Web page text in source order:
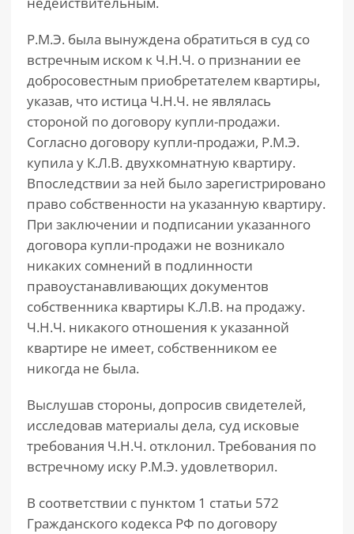
Р.М.Э. была вынуждена обратиться в суд со
встречным иском к Ч.Н.Ч. о признании ее
добросовестным приобретателем квартиры,
указав, что истица Ч.Н.Ч. не являлась
стороной по договору купли-продажи.
Согласно договору купли-продажи, Р.М.Э.
купила у К.Л.В. двухкомнатную квартиру.
Впоследствии за ней было зарегистрировано
право собственности на указанную квартиру.
При заключении и подписании указанного
договора купли-продажи не возникало
никаких сомнений в подлинности
правоустанавливающих документов
собственника квартиры К.Л.В. на продажу.
Ч.Н.Ч. никакого отношения к указанной
квартире не имеет, собственником ее
никогда не была.
Выслушав стороны, допросив свидетелей,
исследовав материалы дела, суд исковые
требования Ч.Н.Ч. отклонил. Требования по
встречному иску Р.М.Э. удовлетворил.
В соответствии с пунктом 1 статьи 572
Гражданского кодекса РФ по договору